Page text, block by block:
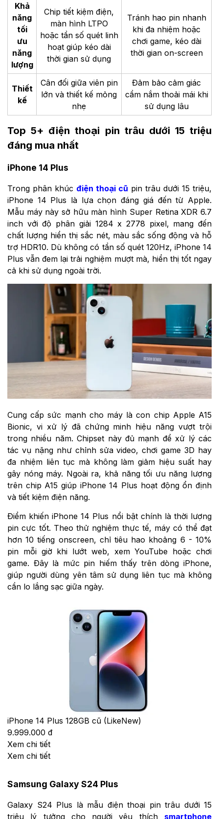
Khả
năng
tối
ưu
năng
lượng
Chip tiết kiệm điện,
màn hình LTPO
hoặc tần số quét linh
hoạt giúp kéo dài
thời gian sử dụng
Tránh hao pin nhanh
khi đa nhiệm hoặc
chơi game, kéo dài
thời gian on-screen
Thiết
kế
Cân đối giữa viên pin
lớn và thiết kế mỏng
nhẹ
Đảm bảo cảm giác
cầm nắm thoải mái khi
sử dụng lâu
Top 5+ điện thoại pin trâu dưới 15 triệu
đáng mua nhất
iPhone 14 Plus
Trong phân khúc điện thoại cũ pin trâu dưới 15 triệu,
iPhone 14 Plus là lựa chọn đáng giá đến từ Apple.
Mẫu máy này sở hữu màn hình Super Retina XDR6.7
inch với độ phân giải 1284 x 2778 pixel, mang đến
chất lượng hiển thị sắc nét, màu sắc sống động và hỗ
trợ HDR10. Dù không có tần số quét 120Hz, iPhone 14
Plus vẫn đem lại trải nghiệm mượt mà, hiển thị tốt ngay
cả khi sử dụng ngoài trời.
Cung cấp sức mạnh cho máy là con chip Apple A15
Bionic, vi xử lý đã chứng minh hiệu năng vượt trội
trong nhiều năm. Chipset này đủ mạnh để xử lý các
tác vụ nặng như chỉnh sửa video, chơi game 3D hay
đa nhiệm liên tục mà không làm giảm hiệu suất hay
gây nóng máy. Ngoài ra, khả năng tối ưu năng lượng
trên chip A15 giúp iPhone 14 Plus hoạt động ổn định
và tiết kiệm điện năng.
Điểm khiến iPhone 14 Plus nổi bật chính là thời lượng
pin cực tốt. Theo thử nghiệm thực tế, máy có thể đạt
hơn 10 tiếng onscreen, chỉ tiêu hao khoảng 6 - 10%
pin mỗi giờ khi lướt web, xem YouTube hoặc chơi
game. Đây là mức pin hiếm thấy trên dòng iPhone,
giúp người dùng yên tâm sử dụng liên tục mà không
cần lo lắng sạc giữa ngày.
iPhone 14 Plus 128GB cũ (LikeNew)
9.999.000 đ
Xem chi tiết
Xem chi tiết
Samsung Galaxy S24 Plus
Galaxy S24 Plus là mẫu điện thoại pin trâu dưới 15
triệu lý tưởng cho người yêu thích smartphone